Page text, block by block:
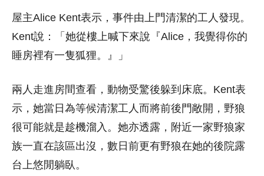
屋主Alice Kent表示，事件由上門清潔的工人發現。
Kent說：「她從樓上喊下來說『Alice，我覺得你的
睡房裡有一隻狐狸。』」
兩人走進房間查看，動物受驚後躲到床底。Kent表
示，她當日為等候清潔工人而將前後門敞開，野狼
很可能就是趁機溜入。她亦透露，附近一家野狼家
族一直在該區出沒，數日前更有野狼在她的後院露
台上悠閒躺臥。